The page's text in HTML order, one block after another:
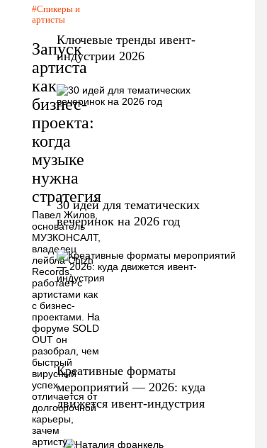
Спикеры и
артисты
Запуск
артиста
как
бизнес-
проекта:
когда
музыке
нужна
стратегия
Павел Жилов,
основатель
МУЗКОНСАЛТ,
владелец
лейбла Chizh
Records,
работает с
артистами как
с бизнес-
проектами. На
форуме SOLD
OUT он
разобрал, чем
быстрый
вирусный
успех
отличается от
долгосрочной
карьеры,
зачем
артисту…
Ключевые тренды ивент-
индустрии 2026
30 идей для тематических
вечеринок на 2026 год
Креативные форматы
мероприятий — 2026: куда
движется ивент-индустрия